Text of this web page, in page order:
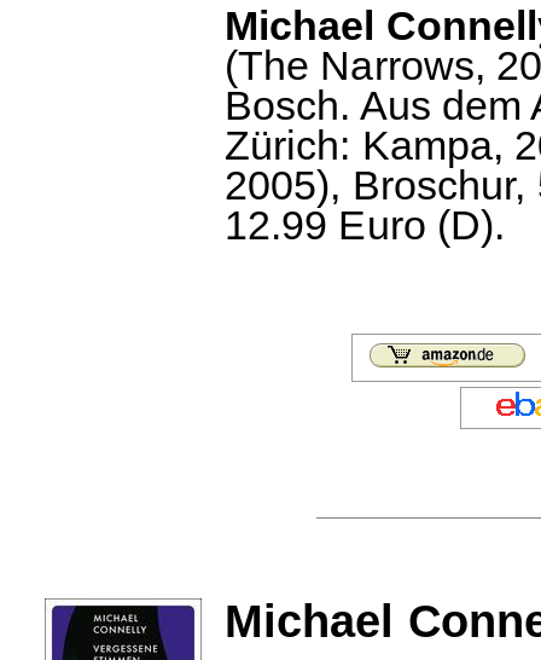
Michael
(The Narrows,
Bosch. Aus dem
Zürich: Kampa,
2005),
12.99 Euro (D).
Michael